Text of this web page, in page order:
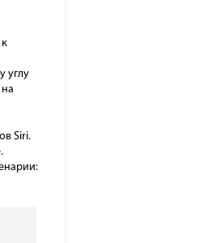
углу
Siri.